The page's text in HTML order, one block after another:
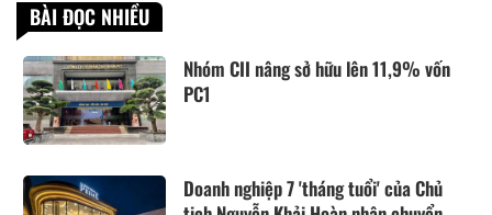
BÀI ĐỌC NHIỀU
Nhóm CII nâng sở hữu lên 11,9% vốn
PC1
Doanh nghiệp 7 'tháng tuổi' của Chủ